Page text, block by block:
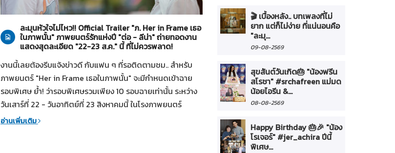
27-07-2569 Her in Frame เธอในภาพนั้น
ละมุนหัวใจไม่ไหว!! Official Trailer "ภ. Her in Frame เธอ
ในภาพนั้น" ภาพยนตร์รักแห่งปี "ต่อ - ลีน่า" ถ่ายทอดงาน
แสดงสุดละเอียด "22-23 ส.ค." นี้ ที่ไม่ควรพลาด!
งานนี้เลยต้องรีบแจ้งข่าวดี กับแฟน ๆ ที่รอติดตามชม.. สำหรับ
ภาพยนตร์ "Her in Frame เธอในภาพนั้น" จะมีกำหนดเข้าฉาย
รอบพิเศษ ย้ำ! ว่ารอบพิเศษรวมเพียง 10 รอบฉายเท่านั้น ระหว่าง
วันเสาร์ที่ 22 - วันอาทิตย์ที่ 23 สิงหาคมนี้ ในโรงภาพยนตร์
อ่านเพิ่มเติม
21-07-2569
"Broadcast Thai Television" ร่วมเปิดบูธที่งาน
"Thailand Content Market 2026" กับตลาดซื้อข
คอนเทนต์และการเจรจาธุรกิจสร้างสรรค์นานาชาติ
"Broadcast Thai Television" ร่วมเปิดบูธที่งาน
Content Market 2026" กับตลาดซื้อขายคอนเทนต์และก
เจรจาธุรกิจสร้างสรรค์นานาชาติที่ใหญ่ที่สุดครั้งแรกใน
ประเทศไทย เปิดตัวครั้งแรกกับซีรีส์ "น้องเอ๋ยพี่เอ่ยขอข้าว
แกง" และซีรีส์ "แม่มดแห่งสยาม"
อ่านเพิ่มเติม
🎬 เบื้องหลัง.. บทเพลงที่ไม่
ยาก แต่ก็ไม่ง่าย ที่แน่นอนคือ
"ละมุ...
09-08-2569
สุขสันต์วันเกิด🎂 "น้องฟรีน
สโรชา" #srchafreen แม่มด
น้อยไอรีน &...
08-08-2569
Happy Birthday 🎂🎉 "น้อง
โรเจอร์" #jer_achira ปีนี้
พิเศษ...